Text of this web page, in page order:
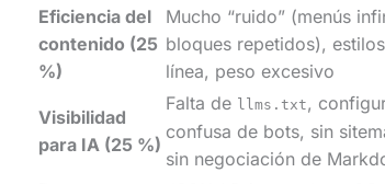
Eficiencia del
contenido (25
%)
Mucho “ruido” (menús
bloques repetidos),
línea, peso excesivo
Visibilidad
para IA (25 %)
Falta de llms.txt,
confusa de bots, sin
sin negociación de